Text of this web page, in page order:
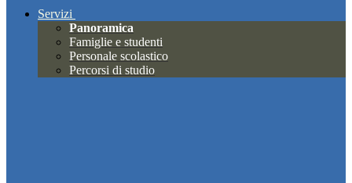
Servizi
Panoramica
Famiglie e studenti
Personale scolastico
Percorsi di studio